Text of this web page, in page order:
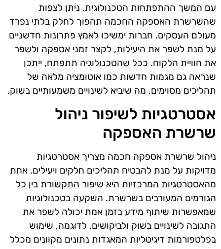
עם המשך ההתפתחות הטכנולוגית, ניתן לצפות
שהשרשרת האספקה החכמה תהפוך לחלק בלתי נפרד
מעולם העסקים. חברות ימשיכו לאמץ פתרונות חדשניים
על מנת לשפר את היעילות, לקצר זמני אספקה ולשפר
את חוויית הלקוח. ככל שהטכנולוגיה תתפתח, ייתכן
שנראה גם מגמות חדשות כמו אוטומציה מלאה של
תהליכים מסוימים, מה שיביא לשינויים משמעותיים בשוק.
אסטרטגיות לשיפור ניהול
שרשרת האספקה
ניהול שרשרת אספקה חכמה מצריך אסטרטגיות
מדויקות על מנת להבטיח תהליכים חלקים ויעילים. אחת
מהאסטרטגיות המרכזיות היא שיפור התקשורת בין כל
הגורמים המעורבים בשרשרת. השקעה בטכנולוגיות
שמאפשרות שיתוף מידע בזמן אמת יכולה לשפר את
התגובה לשינויים בשוק ולביקושים. לדוגמה, שימוש
בפלטפורמות דיגיטליות המאגדות נתונים מקוונים מכלל